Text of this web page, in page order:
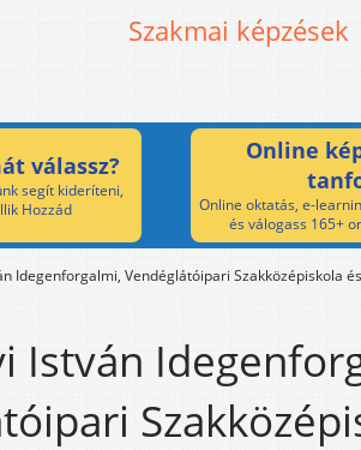
Szakmai képzések
válassz?
segít kideríteni,
Hozzád
Online
Online oktatás, e-
és válogass 165+
Idegenforgalmi, Vendéglátóipari Szakközépiskola
István